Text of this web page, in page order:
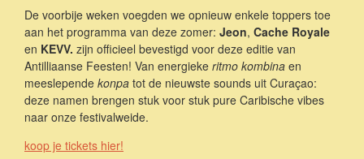
De voorbije weken voegden we opnieuw enkele toppers toe
aan het programma van deze zomer: Jeon, Cache Royale
en KEVV. zijn officieel bevestigd voor deze editie van
Antilliaanse Feesten! Van energieke ritmo kombina en
meeslepende konpa tot de nieuwste sounds uit Curaçao:
deze namen brengen stuk voor stuk pure Caribische vibes
naar onze festivalweide.
koop je tickets hier!